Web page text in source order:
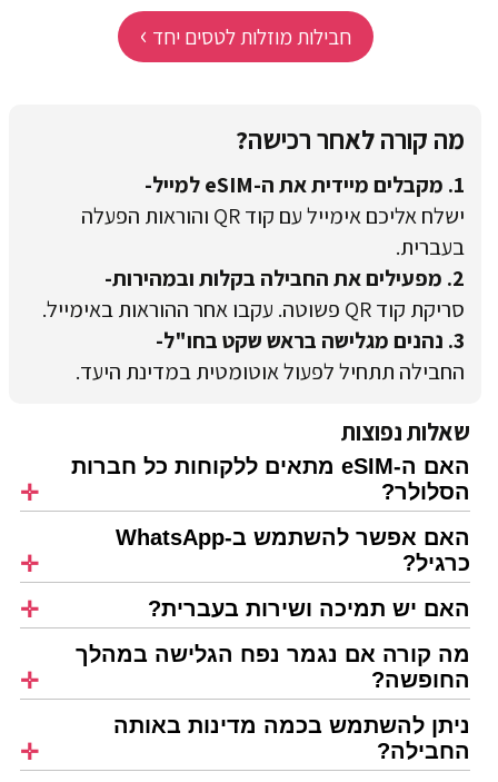
חבילות מוזלות לטסים יחד ›
מה קורה לאחר רכישה?
1. מקבלים מיידית את ה-eSIM למייל-
ישלח אליכם אימייל עם קוד QR והוראות הפעלה
בעברית.
2. מפעילים את החבילה בקלות ובמהירות-
סריקת קוד QR פשוטה. עקבו אחר ההוראות באימייל.
3. נהנים מגלישה בראש שקט בחו"ל-
החבילה תתחיל לפעול אוטומטית במדינת היעד.
שאלות נפוצות
האם ה-eSIM מתאים ללקוחות כל חברות
הסלולר?
האם אפשר להשתמש ב-WhatsApp
כרגיל?
האם יש תמיכה ושירות בעברית?
מה קורה אם נגמר נפח הגלישה במהלך
החופשה?
ניתן להשתמש בכמה מדינות באותה
החבילה?